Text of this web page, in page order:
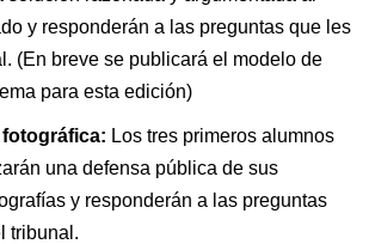
y responderán a las preguntas que les
(En breve se publicará el modelo de
para esta edición)
Los tres primeros alumnos
una defensa pública de sus
y responderán a las preguntas
tribunal.